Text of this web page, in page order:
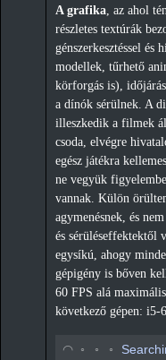
A grafika , az ahol
részletes textúrák
génszerkesztéssel
modellek, tűrhető
körforgás is),
a dínók sérülnek. A
illeszkedik a filmek
csoda, elvégre
egész játékra
ne vegyük
vannak. Külön
agymenésnek, és
és sérüléseffektektől
egysíkú, ahogy
gépigény is bőven
60 FPS alá
következő gépen: i5-
◡ ◦ ◦ ◦